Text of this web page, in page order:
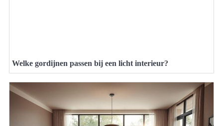
Welke gordijnen passen bij een licht interieur?